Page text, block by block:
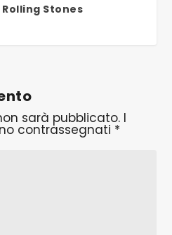
Stones
sarà pubblicato. I
contrassegnati *